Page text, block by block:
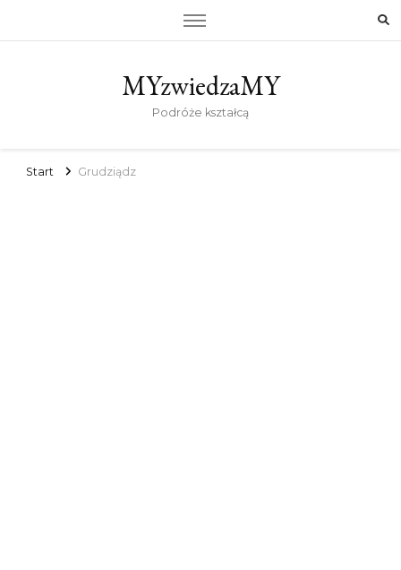
MYzwiedzaMY
Podróże kształcą
Start Grudziądz